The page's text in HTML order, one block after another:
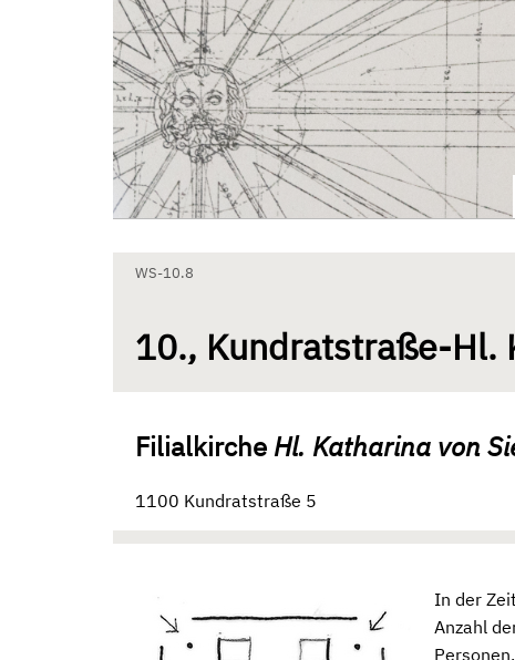
Zum Inhalt springen
Aktuelle Seite: 10., Kundratstraße-Hl. Katharina von Siena
WS-10.8
10., Kundratstraße-Hl.
Filialkirche Hl. Katharina von
1100 Kundratstraße 5
In der
Anzahl